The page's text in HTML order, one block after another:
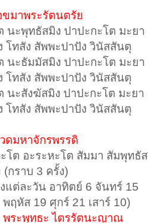
มาพระรัตนตรัย
นะพุทธัสมิง ปาปะกะโต มะยา
โทสัง สัพพะปาปัง วินัสสันตุ
นะธัมมัสมิง ปาปะกะโต มะยา
โทสัง สัพพะปาปัง วินัสสันตุ
นะสังฆัสมิง ปาปะกะโต มะยา
โทสัง สัพพะปาปัง วินัสสันตุ
ดมหาจักรพรรดิ
โต อะระหะโต สัมมา สัมพุทธัส
(กราบ 3 ครั้ง)
แต่ละวัน อาทิตย์ 6 จันทร์ 15
ฤหัส 19 ศุกร์ 21 เสาร์ 10)
พระพุทธะ ไตรรัตนะญาณ